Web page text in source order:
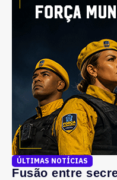
ÚLTIMAS NOTÍCIAS
Fusão entre